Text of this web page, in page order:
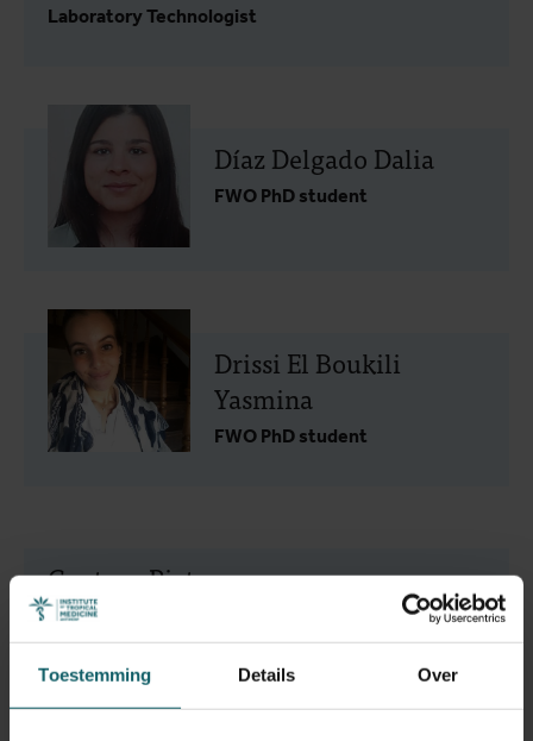
Toestemming Details Over
Laboratory Technologist
Díaz Delgado Dalia
FWO PhD student
Drissi El Boukili
Yasmina
FWO PhD student
Guetens Pieter
Laboratory Technologist